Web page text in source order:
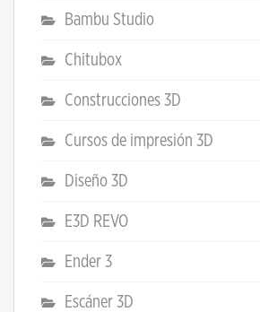
Bambu Studio
Chitubox
Construcciones 3D
Cursos de impresión 3D
Diseño 3D
E3D REVO
Ender 3
Escáner 3D